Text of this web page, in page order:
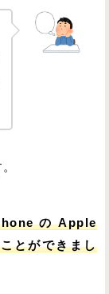
の Apple
とができまし